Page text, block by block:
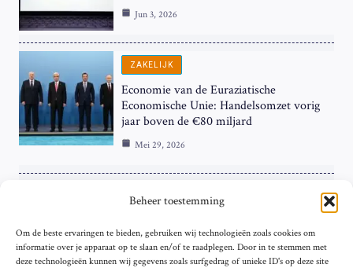
Beheer toestemming
Om de beste ervaringen te bieden, gebruiken wij technologieën zoals cookies om
informatie over je apparaat op te slaan en/of te raadplegen. Door in te stemmen met
deze technologieën kunnen wij gegevens zoals surfgedrag of unieke ID's op deze site
Jun 3, 2026
ZAKELIJK
Economie van de Euraziatische
Economische Unie: Handelsomzet vorig
jaar boven de €80 miljard
Mei 29, 2026
ZAKELIJK
Hardnekkige Inflatie bij de ‘Grote Vier’
van de Eurozone